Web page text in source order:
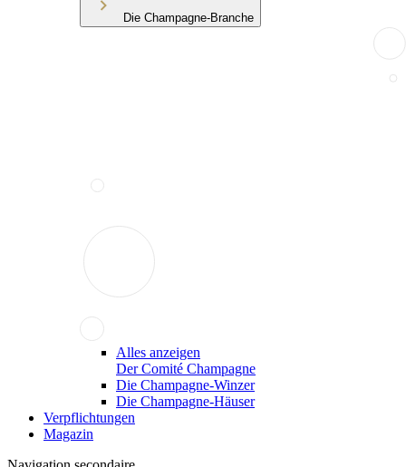
Die Champagne-Branche
Alles anzeigen
Der Comité Champagne
Die Champagne-Winzer
Die Champagne-Häuser
Verpflichtungen
Magazin